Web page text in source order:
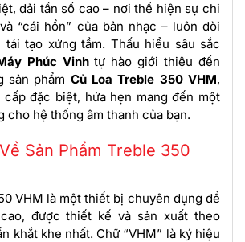
dải tần số cao – nơi thể hiện sự chi
“cái hồn” của bản nhạc – luôn đòi
tạo xứng tầm. Thấu hiểu sâu sắc
Phúc Vinhtự hào giới thiệu đến
sản phẩm Củ Loa Treble 350 VHM,
cấp đặc biệt, hứa hẹn mang đến một
cho hệ thống âm thanh của bạn.
Sản Phẩm Treble 350
VHM là một thiết bị chuyên dụng để
được thiết kế và sản xuất theo
khắt khe nhất. Chữ “VHM” là ký hiệu